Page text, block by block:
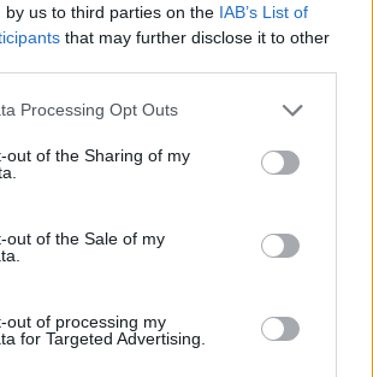
by us to third parties on the IAB’s List of
that may further disclose it to other
Processing Opt Outs
out of the Sharing of my
out of the Sale of my
out of processing my
for Targeted Advertising.
när
höll på att